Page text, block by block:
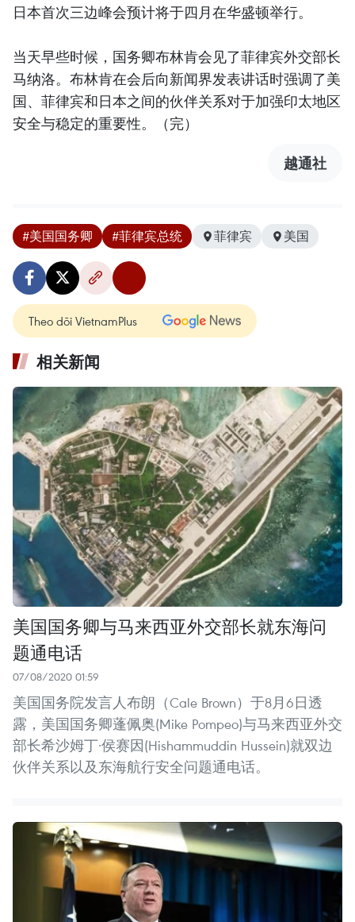
日本首次三边峰会预计将于四月在华盛顿举行。
当天早些时候，国务卿布林肯会见了菲律宾外交部长
马纳洛。布林肯在会后向新闻界发表讲话时强调了美
国、菲律宾和日本之间的伙伴关系对于加强印太地区
安全与稳定的重要性。（完）
越通社
#美国国务卿 #菲律宾总统 菲律宾 美国
Theo dõi VietnamPlus
相关新闻
美国国务卿与马来西亚外交部长就东海问
题通电话
07/08/2020 01:59
美国国务院发言人布朗（Cale Brown）于8月6日透
露，美国国务卿蓬佩奥(Mike Pompeo)与马来西亚外交
部长希沙姆丁·侯赛因(Hishammuddin Hussein)就双边
伙伴关系以及东海航行安全问题通电话。